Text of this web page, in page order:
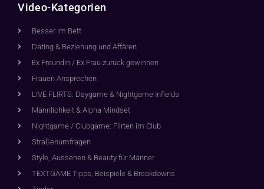
Video-Kategorien
Besser im Bett
Dating & Beziehung und Affären
Ex Freundin / Ex Frau zurück gewinnen
Frauen Ansprechen
LIVE FLIRTS: Daygame & Nightgame Infields
Männlichkeit & Alpha Mindset
Nightgame / Clubgame: Flirten im Club
Straßenumfragen
Style, Aussehen & Beauty für Männer
TEXTGAME Tipps, Beispiele & Breakdowns